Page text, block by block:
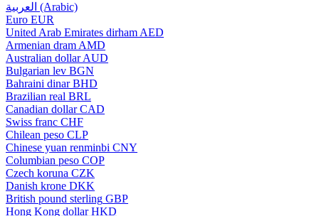
العربية (Arabic)
Euro EUR
United Arab Emirates dirham AED
Armenian dram AMD
Australian dollar AUD
Bulgarian lev BGN
Bahraini dinar BHD
Brazilian real BRL
Canadian dollar CAD
Swiss franc CHF
Chilean peso CLP
Chinese yuan renminbi CNY
Columbian peso COP
Czech koruna CZK
Danish krone DKK
British pound sterling GBP
Hong Kong dollar HKD